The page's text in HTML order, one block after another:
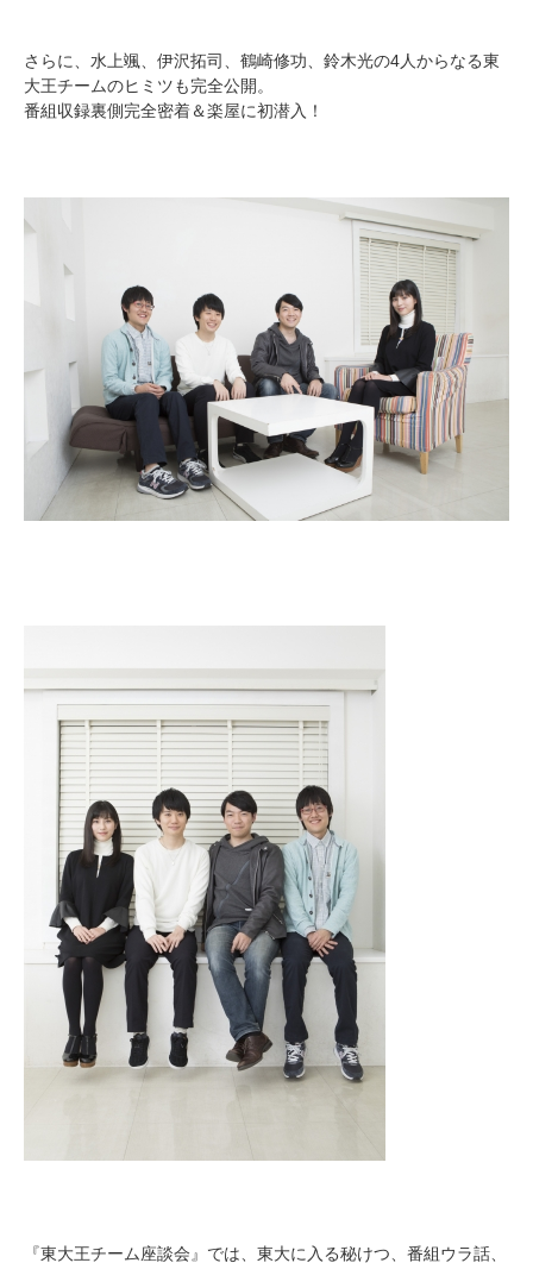
さらに、水上颯、伊沢拓司、鶴崎修功、鈴木光の4人からなる東
大王チームのヒミツも完全公開。
番組収録裏側完全密着＆楽屋に初潜入！
『東大王チーム座談会』では、東大に入る秘けつ、番組ウラ話、